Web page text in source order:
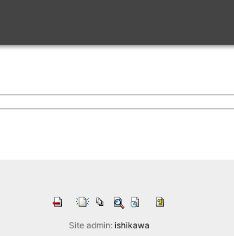
Site admin: ishikawa